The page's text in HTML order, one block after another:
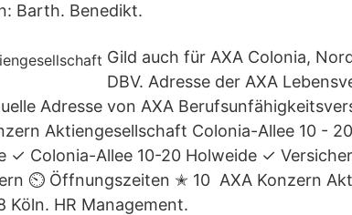
Barth. Benedikt.
Gild auch für AXA Colonia,
DBV. Adresse der AXA
Adresse von AXA
Aktiengesellschaft Colonia-Allee 10 -
✓ Colonia-Allee 10-20 Holweide ✓
⏲ Öffnungszeiten ✭ 10 AXA Konzern
Köln. HR Management.